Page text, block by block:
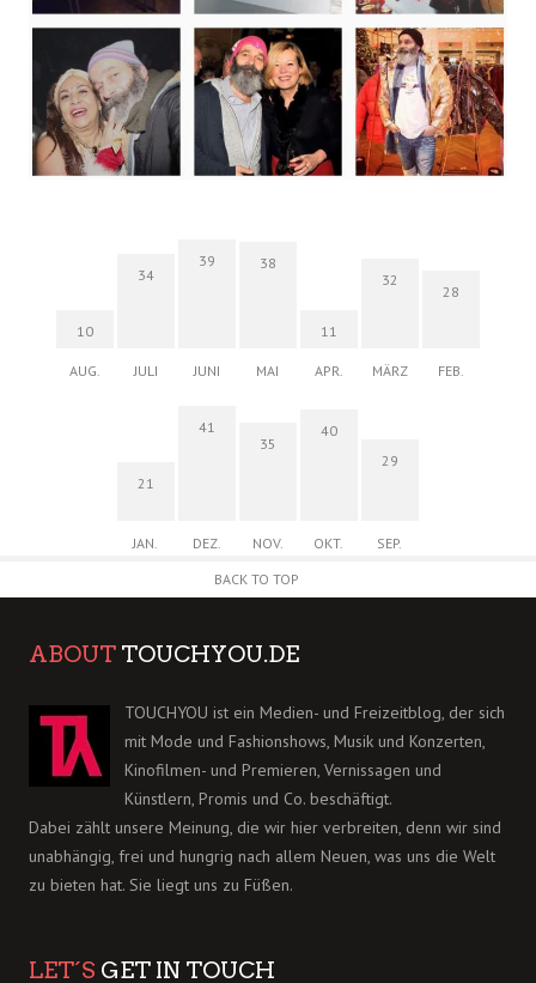
10
AUG.
34
JULI
39
JUNI
38
MAI
11
APR.
32
MÄRZ
28
FEB.
21
JAN.
41
DEZ.
35
NOV.
40
OKT.
29
SEP.
BACK TO TOP
ABOUT TOUCHYOU.DE
TOUCHYOU ist ein Medien- und Freizeitblog, der sich
mit Mode und Fashionshows, Musik und Konzerten,
Kinofilmen- und Premieren, Vernissagen und
Künstlern, Promis und Co. beschäftigt.
Dabei zählt unsere Meinung, die wir hier verbreiten, denn wir sind
unabhängig, frei und hungrig nach allem Neuen, was uns die Welt
zu bieten hat. Sie liegt uns zu Füßen.
LET´S GET IN TOUCH